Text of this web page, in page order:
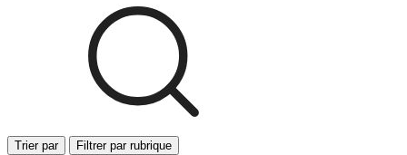
Trier par Filtrer par rubrique